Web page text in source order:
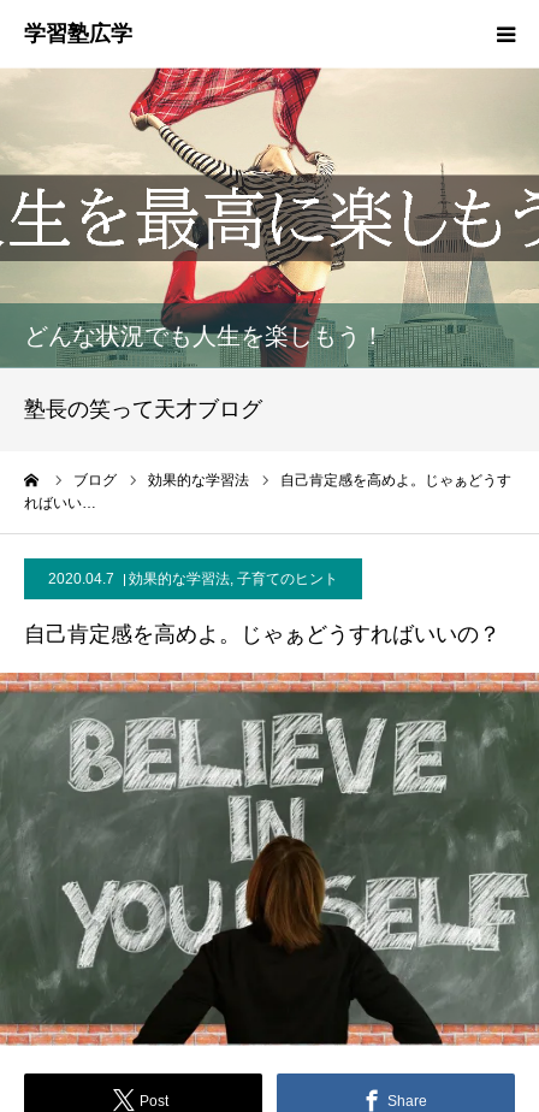
どんな状況でも人生を楽しもう！
塾長の笑って天才ブログ
ブログ 効果的な学習法
自己肯定感を高めよ。じゃぁどうす
ればいい…
2020.04.7 効果的な学習法, 子育てのヒント
自己肯定感を高めよ。じゃぁどうすればいいの？
Post Share
お知らせ
指導方針
HGM
お問い合わせ
ブログ